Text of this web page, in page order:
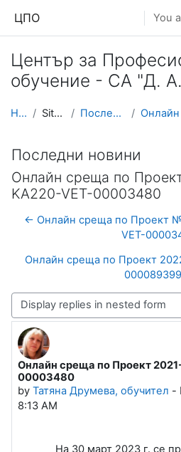
ЦПО You
Център за
обучение - СА "Д.
Home Site pages Последни новини
Последни новини
Онлайн среща по
KA220-VET-00003480
← Онлайн среща по Проект
VET-
Oнлайн среща по Проект
Display mode
Онлайн среща по Проект
00003480
by Татяна Друмева, обучител -
8:13 AM
Number of replies: 0
На 30 март 2023 г. се